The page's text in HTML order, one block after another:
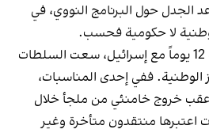
الجدل حول البرنامج النووي، في
لا حكومية فحسب.
وبعد الحرب التي استمرت 12 يوماً مع إسرائيل، سعت السلطات
الوطنية. ففي إحدى المناسبات،
عقب خروج خامنئي من ملجأ خلال
اعتبرها منتقدون متأخرة وغير